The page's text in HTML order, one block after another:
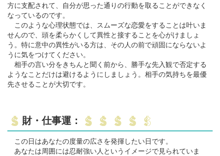
方に支配されて、自分が思った通りの行動を取ることができなく
なっているのです。
このような心理状態では、スムーズな恋愛をすることは叶いま
せんので、頭を柔らかくして異性と接することを心がけましょ
う。特に意中の異性がいる方は、その人の前で頑固にならないよ
うに気をつけてください。
相手の言い分をきちんと聞く前から、勝手な先入観で否定する
ようなことだけは避けるようにしましょう。相手の気持ちを最優
先させることが大切です。
財・仕事運：
この日はあなたの度量の広さを発揮したい日です。
あなたは周囲には忍耐強い人というイメージで見られていま